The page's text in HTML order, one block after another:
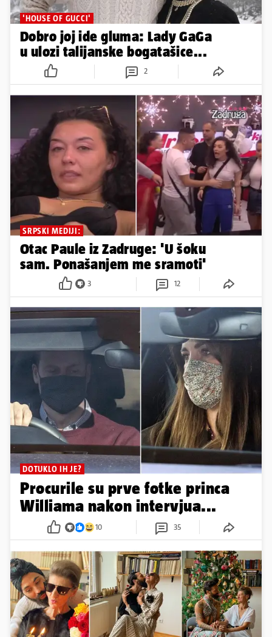
'HOUSE OF GUCCI'
Dobro joj ide gluma: Lady GaGa
u ulozi talijanske bogatašice...
2
SRPSKI MEDIJI:
Otac Paule iz Zadruge: 'U šoku
sam. Ponašanjem me sramoti'
3 12
DOTUKLO IH JE?
Procurile su prve fotke princa
Williama nakon intervjua...
10 35